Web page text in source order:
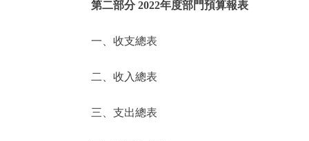
政民互動
12345網上接訴即辦
參與調查
走進北京
第二部分 2022年度部門預算報表
一、收支總表
二、收入總表
三、支出總表